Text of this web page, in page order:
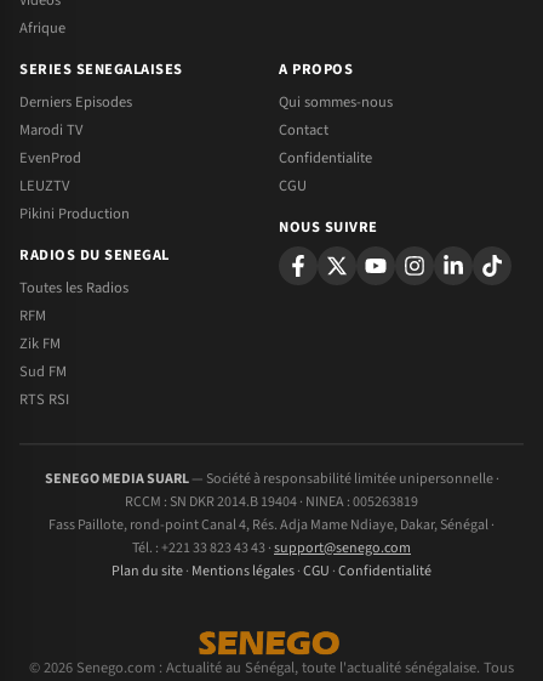
Afrique
SERIES SENEGALAISES
Derniers Episodes
Marodi TV
EvenProd
LEUZTV
Pikini Production
RADIOS DU SENEGAL
Toutes les Radios
RFM
Zik FM
Sud FM
RTS RSI
A PROPOS
Qui sommes-nous
Contact
Confidentialite
CGU
NOUS SUIVRE
SENEGO MEDIA SUARL— Société à responsabilité limitée unipersonnelle ·
RCCM : SN DKR 2014.B 19404 · NINEA : 005263819
Fass Paillote, rond-point Canal 4, Rés. Adja Mame Ndiaye, Dakar, Sénégal ·
Tél. : +221 33 823 43 43 ·support@senego.com
Plan du site· Mentions légales·CGU ·Confidentialité
© 2026 Senego.com : Actualité au Sénégal, toute l'actualité sénégalaise. Tous